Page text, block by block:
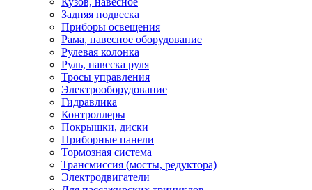
Задняя подвеска
Приборы освещения
Рама, навесное оборудование
Рулевая колонка
Руль, навеска руля
Тросы управления
Электрооборудование
Гидравлика
Контроллеры
Покрышки, диски
Приборные панели
Тормозная система
Трансмиссия (мосты, редуктора)
Электродвигатели